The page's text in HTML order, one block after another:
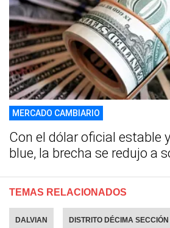
MERCADO CAMBIARIO
Con el dólar oficial estable
blue, la brecha se redujo a
TEMAS RELACIONADOS
DALVIAN DISTRITO DÉCIMA